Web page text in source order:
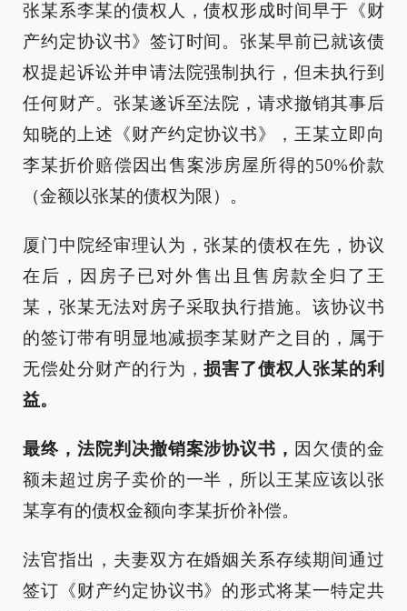
张某系李某的债权人，债权形成时间早于《财
产约定协议书》签订时间。张某早前已就该债
权提起诉讼并申请法院强制执行，但未执行到
任何财产。张某遂诉至法院，请求撤销其事后
知晓的上述《财产约定协议书》，王某立即向
李某折价赔偿因出售案涉房屋所得的50%价款
（金额以张某的债权为限）。
厦门中院经审理认为，张某的债权在先，协议
在后，因房子已对外售出且售房款全归了王
某，张某无法对房子采取执行措施。该协议书
的签订带有明显地减损李某财产之目的，属于
无偿处分财产的行为，损害了债权人张某的利
益。
最终，法院判决撤销案涉协议书， 因欠债的金
额未超过房子卖价的一半，所以王某应该以张
某享有的债权金额向李某折价补偿。
法官指出，夫妻双方在婚姻关系存续期间通过
签订《财产约定协议书》的形式将某一特定共